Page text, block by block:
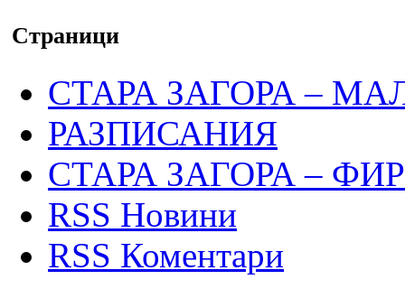
Страници
СТАРА ЗАГОРА –
РАЗПИСАНИЯ
СТАРА ЗАГОРА –
RSS Новини
RSS Коментари